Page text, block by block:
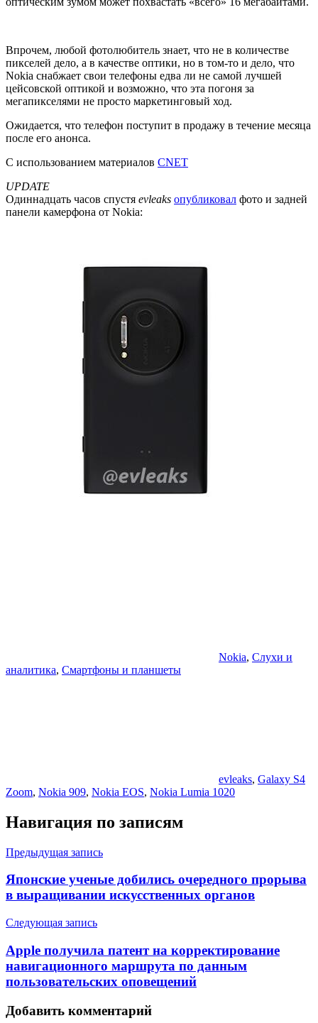
Впрочем, любой фотолюбитель знает, что не в количестве
пикселей дело, а в качестве оптики, но в том-то и дело, что
Nokia снабжает свои телефоны едва ли не самой лучшей
цейсовской оптикой и возможно, что эта погоня за
мегапикселями не просто маркетинговый ход.
Ожидается, что телефон поступит в продажу в течение месяца
после его анонса.
С использованием материалов CNET
UPDATE
Одиннадцать часов спустя evleaks опубликовал фото и задней
панели камерфона от Nokia:
Nokia, Слухи и
аналитика, Смартфоны и планшеты
evleaks, Galaxy S4
Zoom, Nokia 909, Nokia EOS, Nokia Lumia 1020
Навигация по записям
Предыдущая запись
Японские ученые добились очередного прорыва
в выращивании искусственных органов
Следующая запись
Apple получила патент на корректирование
навигационного маршрута по данным
пользовательских оповещений
Добавить комментарий